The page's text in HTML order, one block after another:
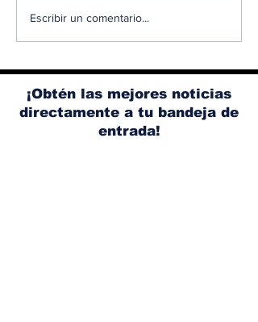
IEA prevé que los
de las ventas
Escribir un comentario...
¡Obtén las mejores noticias
directamente a tu bandeja de
entrada!